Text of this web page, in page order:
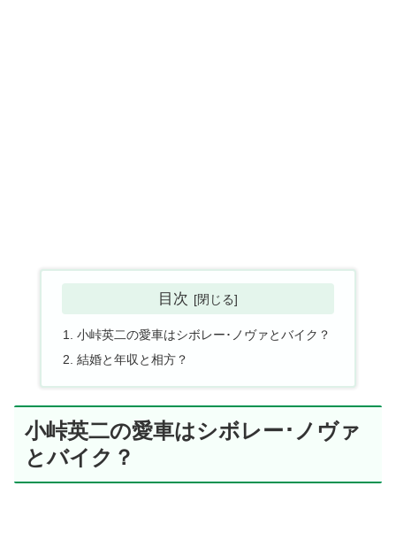
目次
小峠英二の愛車はシボレー･ノヴァとバイク？
結婚と年収と相方？
小峠英二の愛車はシボレー･ノヴァ
とバイク？